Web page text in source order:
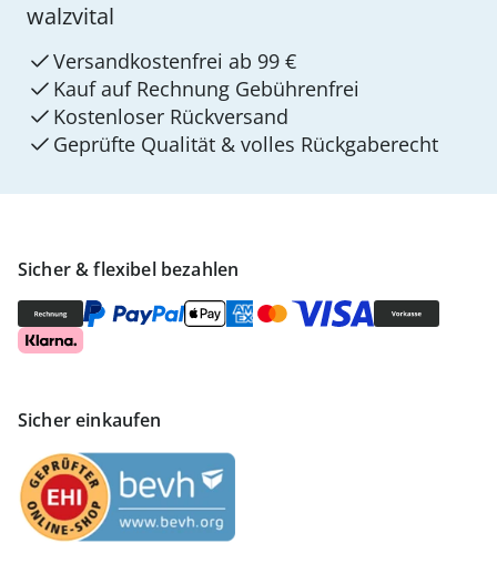
Sicher & flexibel bezahlen
Sicher einkaufen
walzvital
Versandkostenfrei ab 99 €
Kauf auf Rechnung Gebührenfrei
Kostenloser Rückversand
Geprüfte Qualität & volles Rückgaberecht